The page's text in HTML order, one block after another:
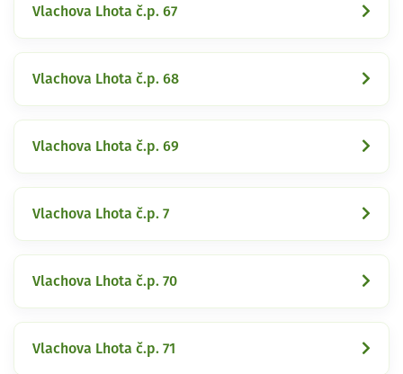
Vlachova Lhota č.p. 67
Vlachova Lhota č.p. 68
Vlachova Lhota č.p. 69
Vlachova Lhota č.p. 7
Vlachova Lhota č.p. 70
Vlachova Lhota č.p. 71